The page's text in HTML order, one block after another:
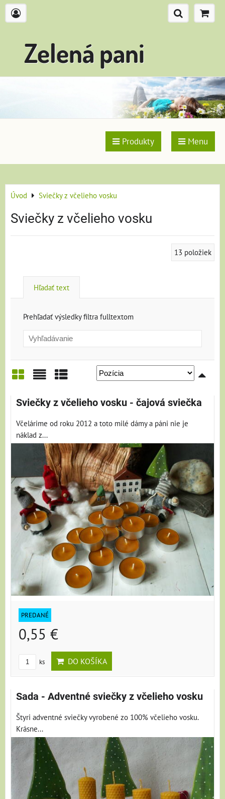
Zelená pani
Produkty Menu
Úvod Sviečky z včelieho vosku
Sviečky z včelieho vosku
13 položiek
Hľadať text
Prehľadať výsledky filtra fulltextom
Mriežka
Sviečky z včelieho vosku - čajová sviečka
Včelárime od roku 2012 a toto milé dámy a páni nie je
náklad z...
PREDANÉ
0,55 €
ks DO KOŠÍKA
Sada - Adventné sviečky z včelieho vosku
Štyri adventné sviečky vyrobené zo 100% včelieho vosku.
Krásne...